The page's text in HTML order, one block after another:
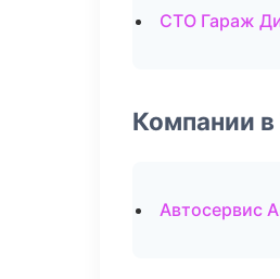
СТО Гараж
Компании в
Автосервис